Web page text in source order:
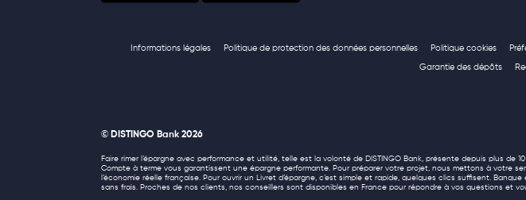
Informations légales Politique de protection des données personnelles Politique cookies
Garantie des dépôts
© DISTINGO Bank 2026
Faire rimer l’épargne avec performance et utilité, telle est la volonté de DISTINGO Bank, présente depuis plus
Compte à terme vous garantissent une épargne performante. Pour préparer votre projet, nous mettons à votre
l’économie réelle française. Pour ouvrir un Livret d’épargne, c’est simple et rapide, quelques clics suffisent.
sans frais. Proches de nos clients, nos conseillers sont disponibles en France pour répondre à vos questions et